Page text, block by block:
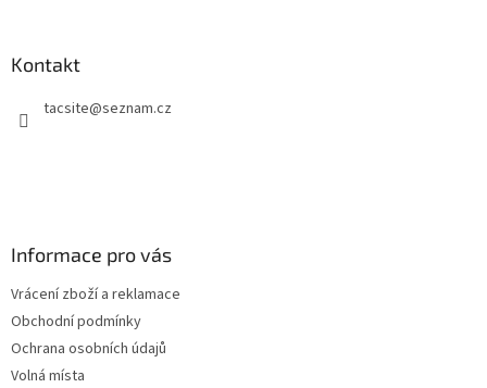
Kontakt
tacsite@seznam.cz
Informace pro vás
Vrácení zboží a reklamace
Obchodní podmínky
Ochrana osobních údajů
Volná místa